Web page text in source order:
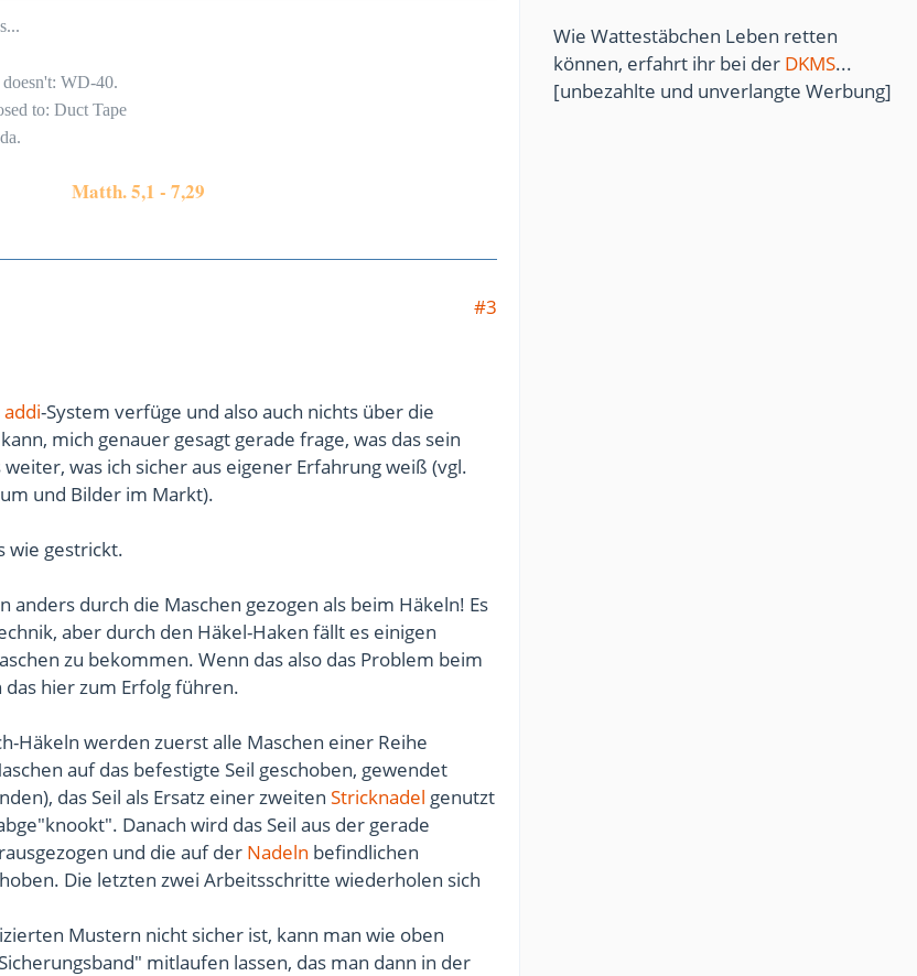
WD-40.
to: Duct Tape
Matth. 5,1 - 7,29
#3
addi-System verfüge und also auch nichts über die
mich genauer gesagt gerade frage, was das sein
was ich sicher aus eigener Erfahrung weiß (vgl.
und Bilder im Markt).
wie gestrickt.
anders durch die Maschen gezogen als beim Häkeln! Es
aber durch den Häkel-Haken fällt es einigen
zu bekommen. Wenn das also das Problem beim
hier zum Erfolg führen.
Häkeln werden zuerst alle Maschen einer Reihe
auf das befestigte Seil geschoben, gewendet
das Seil als Ersatz einer zweiten Stricknadel genutzt
Danach wird das Seil aus der gerade
und die auf der Nadeln befindlichen
Die letzten zwei Arbeitsschritte wiederholen sich
Mustern nicht sicher ist, kann man wie oben
mitlaufen lassen, das man dann in der
Wie Wattestäbchen Leben retten
können, erfahrt ihr bei der DKMS...
[unbezahlte und unverlangte Werbung]